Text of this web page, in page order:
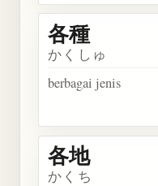
各種
かくしゅ
berbagai jenis
各地
かくち